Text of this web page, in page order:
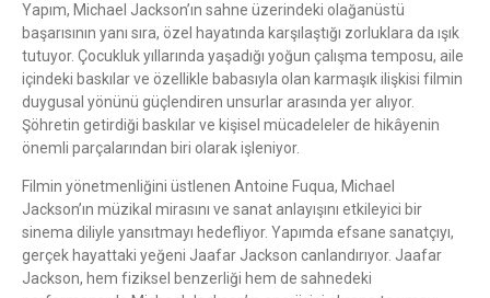
Yapım, Michael Jackson’ın sahne üzerindeki olağanüstü
başarısının yanı sıra, özel hayatında karşılaştığı zorluklara da ışık
tutuyor. Çocukluk yıllarında yaşadığı yoğun çalışma temposu, aile
içindeki baskılar ve özellikle babasıyla olan karmaşık ilişkisi filmin
duygusal yönünü güçlendiren unsurlar arasında yer alıyor.
Şöhretin getirdiği baskılar ve kişisel mücadeleler de hikâyenin
önemli parçalarından biri olarak işleniyor.
Filmin yönetmenliğini üstlenen Antoine Fuqua, Michael
Jackson’ın müzikal mirasını ve sanat anlayışını etkileyici bir
sinema diliyle yansıtmayı hedefliyor. Yapımda efsane sanatçıyı,
gerçek hayattaki yeğeni Jaafar Jackson canlandırıyor. Jaafar
Jackson, hem fiziksel benzerliği hem de sahnedeki